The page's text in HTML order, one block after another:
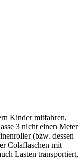
Kinder mitfahren,
3 nicht einen Meter
(bzw. dessen
Colaflaschen mit
Lasten transportiert,